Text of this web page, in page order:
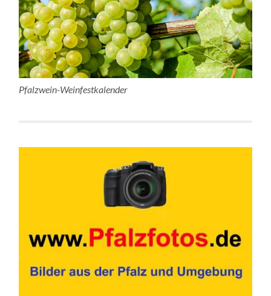
Pfalzwein-Weinfestkalender